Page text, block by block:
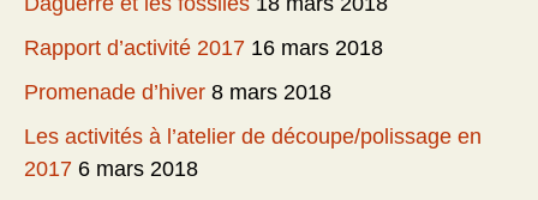
Rapport d’activité 2017 16 mars 2018
Promenade d’hiver 8 mars 2018
Les activités à l’atelier de découpe/polissage en
2017 6 mars 2018